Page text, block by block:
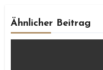
Ähnlicher Beitrag